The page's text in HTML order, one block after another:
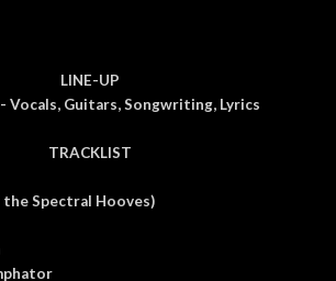
LINE-UP
- Vocals, Guitars, Songwriting, Lyrics
TRACKLIST
the Spectral Hooves)